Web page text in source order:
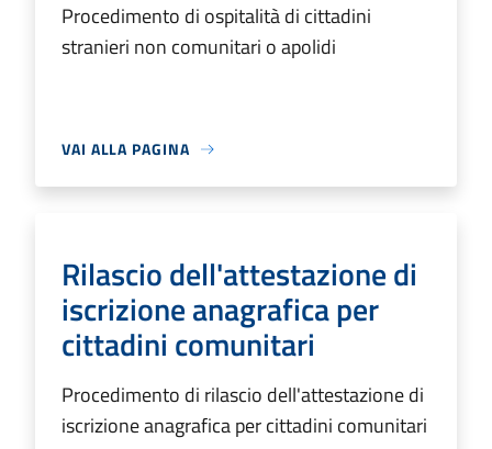
Procedimento di ospitalità di cittadini
stranieri non comunitari o apolidi
VAI ALLA PAGINA
Rilascio dell'attestazione di
iscrizione anagrafica per
cittadini comunitari
Procedimento di rilascio dell'attestazione di
iscrizione anagrafica per cittadini comunitari